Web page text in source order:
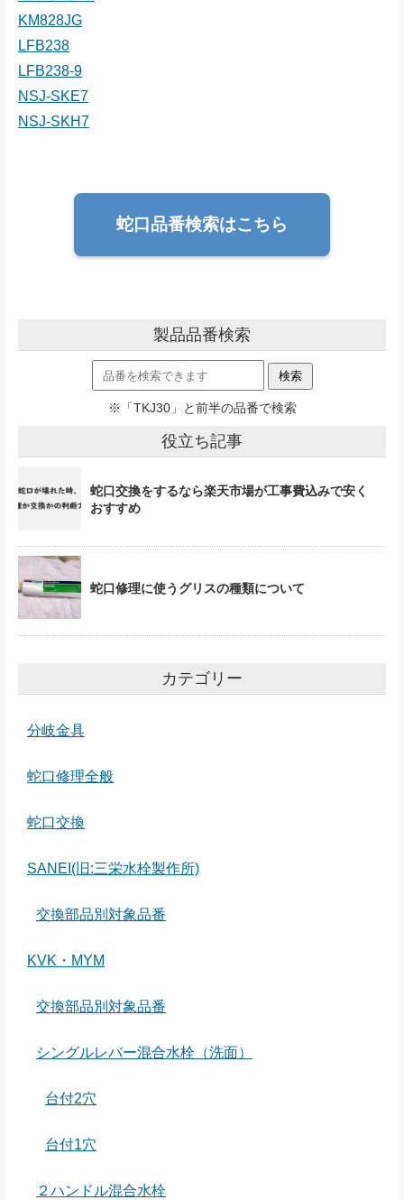
KM828JG
LFB238
LFB238-9
NSJ-SKE7
NSJ-SKH7
蛇口品番検索はこちら
製品品番検索
※「TKJ30」と前半の品番で検索
役立ち記事
蛇口交換をするなら楽天市場が工事費込みで安く
おすすめ
蛇口修理に使うグリスの種類について
カテゴリー
分岐金具
蛇口修理全般
蛇口交換
SANEI(旧:三栄水栓製作所)
交換部品別対象品番
KVK・MYM
交換部品別対象品番
シングルレバー混合水栓（洗面）
台付2穴
台付1穴
２ハンドル混合水栓